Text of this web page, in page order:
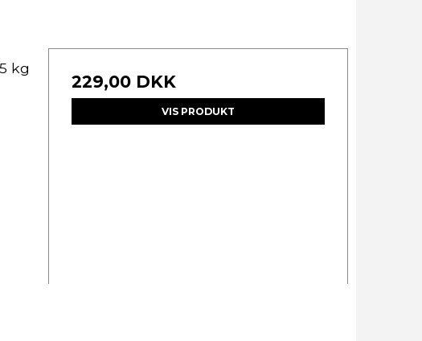
kg
229,00 DKK
VIS PRODUKT